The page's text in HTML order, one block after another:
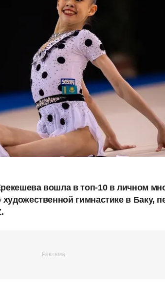
вошла в топ-10 в личном
гимнастике в Баку,